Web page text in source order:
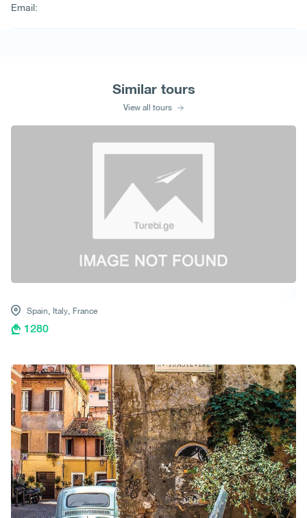
Email:
Similar tours
View all tours
Spain, Italy, France
1280